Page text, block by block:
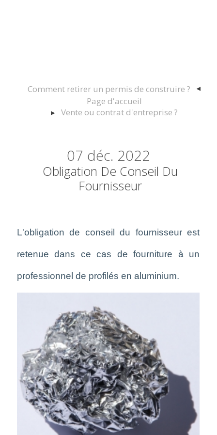
Comment retirer un permis de construire ?
Page d'accueil
Vente ou contrat d'entreprise ?
07 déc. 2022
Obligation De Conseil Du
Fournisseur
L'obligation de conseil du fournisseur est
retenue dans ce cas de fourniture à un
professionnel de profilés en aluminium.